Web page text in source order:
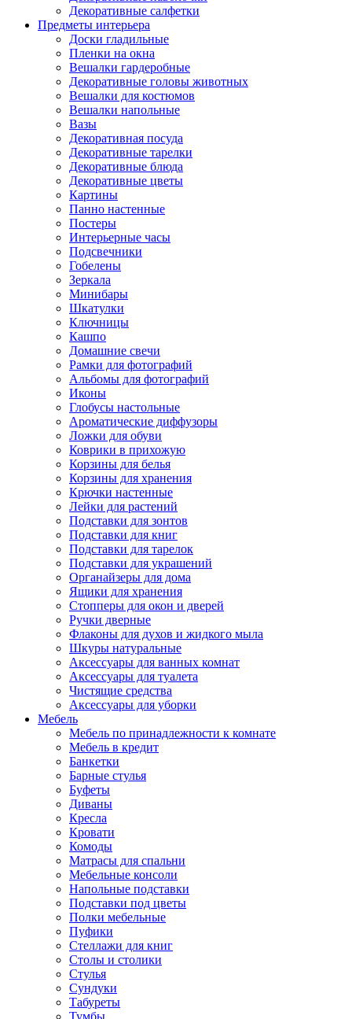
Декоративные салфетки
Предметы интерьера
Доски гладильные
Пленки на окна
Вешалки гардеробные
Декоративные головы животных
Вешалки для костюмов
Вешалки напольные
Вазы
Декоративная посуда
Декоративные тарелки
Декоративные блюда
Декоративные цветы
Картины
Панно настенные
Постеры
Интерьерные часы
Подсвечники
Гобелены
Зеркала
Минибары
Шкатулки
Ключницы
Кашпо
Домашние свечи
Рамки для фотографий
Альбомы для фотографий
Иконы
Глобусы настольные
Ароматические диффузоры
Ложки для обуви
Коврики в прихожую
Корзины для белья
Корзины для хранения
Крючки настенные
Лейки для растений
Подставки для зонтов
Подставки для книг
Подставки для тарелок
Подставки для украшений
Органайзеры для дома
Ящики для хранения
Стопперы для окон и дверей
Ручки дверные
Флаконы для духов и жидкого мыла
Шкуры натуральные
Аксессуары для ванных комнат
Аксессуары для туалета
Чистящие средства
Аксессуары для уборки
Мебель
Мебель по принадлежности к комнате
Мебель в кредит
Банкетки
Барные стулья
Буфеты
Диваны
Кресла
Кровати
Комоды
Матрасы для спальни
Мебельные консоли
Напольные подставки
Подставки под цветы
Полки мебельные
Пуфики
Стеллажи для книг
Столы и столики
Стулья
Сундуки
Табуреты
Тумбы